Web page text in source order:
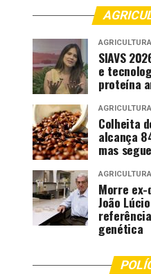
AGRICULTURA
SIAVS
e
proteína
AGRICULTURA
Colheita
alcança
mas
AGRICULTURA
Morre ex-
João
genética